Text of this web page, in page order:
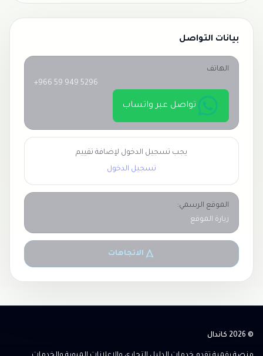
بيانات التواصل
الهاتف
+966 59 949 5296
تواصل عبر واتساب
يجب تسجيل الدخول لإضافة تقييم
تسجيل الدخول
الموقع الرسمي:
زيارة الموقع
الاتجاهات
© 2026 كاندال